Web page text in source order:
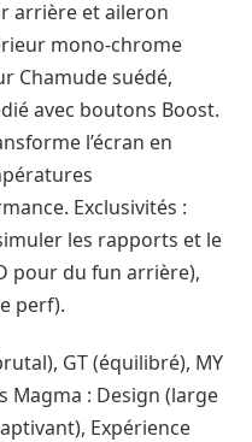
arrière et aileron
mono-chrome
Chamude suédé,
avec boutons Boost.
l’écran en
Exclusivités :
les rapports et le
pour du fun arrière),
perf).
GT (équilibré), MY
Magma : Design (large
Expérience